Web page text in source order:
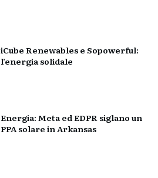
iCube Renewables e Sopowerful:
l’energia solidale
Energia: Meta ed EDPR siglano un
PPA solare in Arkansas